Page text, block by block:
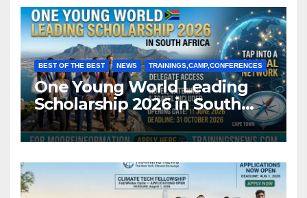
BEST OF THE BEST NEWS TRAININGS,CAMP,CONFERENCES
One Young World Leading
Scholarship 2026 in South
Africa (Fully Funded)